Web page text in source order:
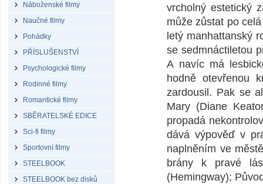
Náboženské filmy
Naučné filmy
Pohádky
PŘÍSLUŠENSTVÍ
Psychologické filmy
Rodinné filmy
Romantické filmy
SBĚRATELSKÉ EDICE
Sci-fi filmy
Sportovní filmy
STEELBOOK
STEELBOOK bez disků
vrcholný estetický
může zůstat po
letý manhattanský
se sedmnáctiletou
A navíc má
hodně otevřenou
zardousil. Pak se
Mary (Diane
propadá
dává výpověď v
naplněním ve
brány k pravé
(Hemingway);